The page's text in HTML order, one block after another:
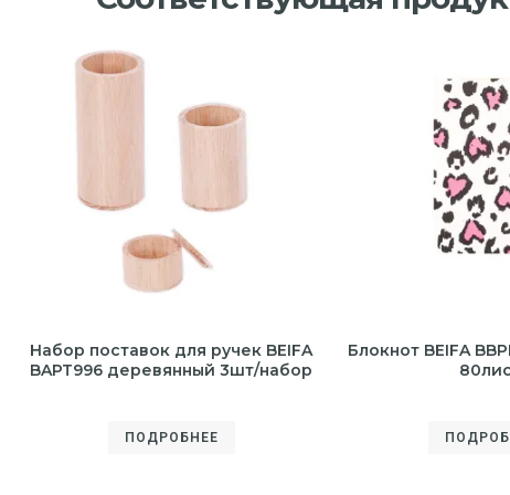
Набор поставок для ручек BEIFA
BAPT996 деревянный 3шт/набор
ПОДРОБНЕЕ
Блокнот BEIFA